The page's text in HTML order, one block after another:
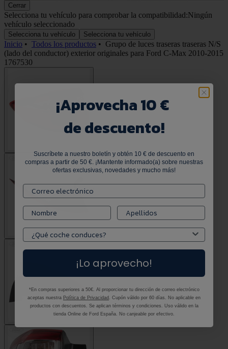
Cerrar
Selecciona tu vehículo para comprobar la compatibilidad:Ningún
vehículo seleccionado
Selecciona tu vehículo Selecciona tu vehículo
Inicio • Todos los productos • Grupo de luces traseras traseras N/S
(lado del conductor) exterior originales para Ford C-Max 2010-2015
1767530
¡Aprovecha 10 €
de descuento!
Suscríbete a nuestro boletín y obtén 10 € de descuento en
compras a partir de 50 €. ¡Mantente informado(a) sobre nuestras
ofertas exclusivas, novedades y mucho más!
¡Lo aprovecho!
*En compras superiores a 50€. Al proporcionar tu dirección de correo electrónico
aceptas nuestra Política de Privacidad . Cupón válido por 60 días. No aplicable en
productos con descuentos. Se aplican términos y condiciones. Uso válido en la
tienda Online de Ford España. No canjeable por efectivo.